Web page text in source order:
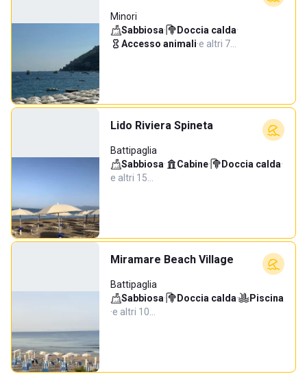
Minori
Sabbiosa· Doccia calda·
Accesso animali·e altri 7…
Lido Riviera Spineta
Battipaglia
Sabbiosa· Cabine· Doccia calda·
e altri 15…
Miramare Beach Village
Battipaglia
Sabbiosa· Doccia calda·
Piscina
·e altri 10…